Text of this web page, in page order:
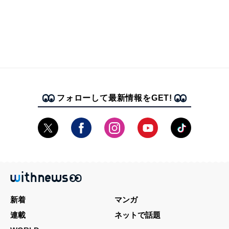
フォローして最新情報をGET!
新着
マンガ
連載
ネットで話題